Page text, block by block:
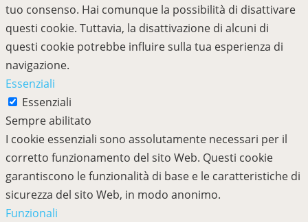
tuo consenso. Hai comunque la possibilità di disattivare
questi cookie. Tuttavia, la disattivazione di alcuni di
questi cookie potrebbe influire sulla tua esperienza di
navigazione.
Essenziali
Essenziali
Sempre abilitato
I cookie essenziali sono assolutamente necessari per il
corretto funzionamento del sito Web. Questi cookie
garantiscono le funzionalità di base e le caratteristiche di
sicurezza del sito Web, in modo anonimo.
Funzionali